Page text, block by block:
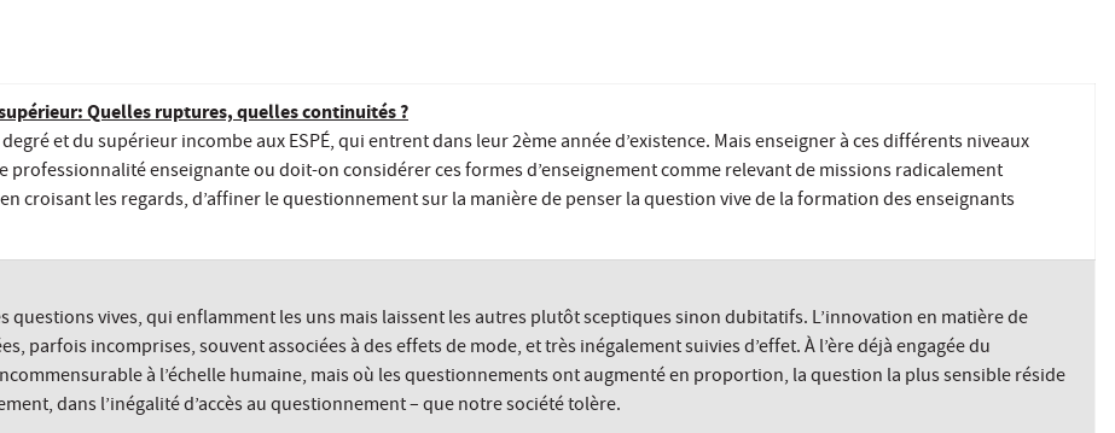
Quelles ruptures, quelles continuités ?
et du supérieur incombe aux ESPÉ, qui entrent dans leur 2ème année d’existence. Mais enseigner à ces différents niveaux
professionnalité enseignante ou doit-on considérer ces formes d’enseignement comme relevant de missions radicalement
croisant les regards, d’affiner le questionnement sur la manière de penser la question vive de la formation des enseignants
questions vives, qui enflamment les uns mais laissent les autres plutôt sceptiques sinon dubitatifs. L’innovation en matière de
parfois incomprises, souvent associées à des effets de mode, et très inégalement suivies d’effet. À l’ère déjà engagée du
à l’échelle humaine, mais où les questionnements ont augmenté en proportion, la question la plus sensible réside
dans l’inégalité d’accès au questionnement – que notre société tolère.